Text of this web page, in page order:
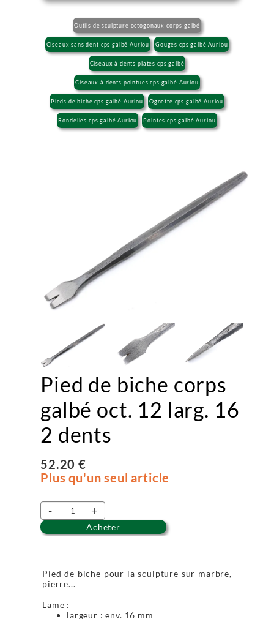
Outils de sculpture octogonaux corps galbé
Ciseaux sans dent cps galbé Auriou Gouges cps galbé Auriou
Ciseaux à dents plates cps galbé
Ciseaux à dents pointues cps galbé Auriou
Pieds de biche cps galbé Auriou Ognette cps galbé Auriou
Rondelles cps galbé Auriou Pointes cps galbé Auriou
Pied de biche corps
galbé oct. 12 larg. 16
2 dents
52.20 €
Plus qu'un seul article
- +
Acheter
Pied de biche pour la sculpture sur marbre,
pierre...
Lame :
largeur : env. 16 mm